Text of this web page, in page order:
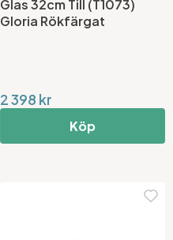
Glas 32cm Till (T1073)
Gloria Rökfärgat
2 398 kr
Köp